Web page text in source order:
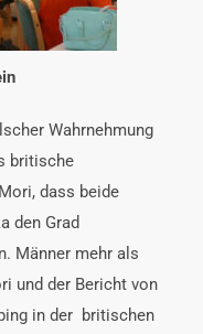
Wahrnehmung
britische
dass beide
den Grad
Männer mehr als
und der Bericht von
in der britischen